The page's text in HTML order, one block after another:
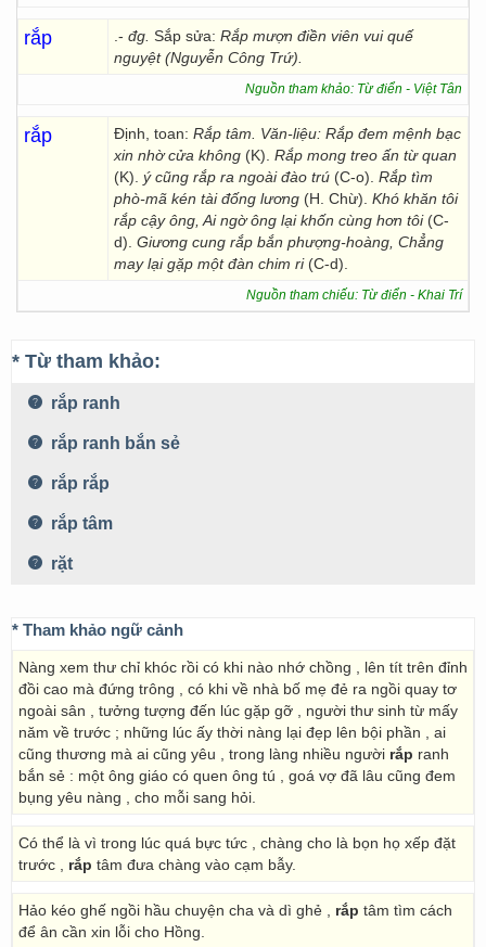
rắp .- đg. Sắp sửa: Rắp mượn điền viên vui quế
nguyệt (Nguyễn Công Trứ).
Nguồn tham khảo: Từ điển - Việt Tân
rắp Định, toan: Rắp tâm. Văn-liệu: Rắp đem mệnh bạc
xin nhờ cửa không (K). Rắp mong treo ấn từ quan
(K). ý cũng rắp ra ngoài đào trú (C-o). Rắp tìm
phò-mã kén tài đống lương (H. Chừ). Khó khăn tôi
rắp cậy ông, Ai ngờ ông lại khốn cùng hơn tôi(C-
d). Giương cung rắp bắn phượng-hoàng, Chẳng
may lại gặp một đàn chim ri(C-d).
Nguồn tham chiếu: Từ điển - Khai Trí
* Từ tham khảo:
rắp ranh
rắp ranh bắn sẻ
rắp rắp
rắp tâm
rặt
* Tham khảo ngữ cảnh
Nàng xem thư chỉ khóc rồi có khi nào nhớ chồng , lên tít trên đỉnh
đồi cao mà đứng trông , có khi về nhà bố mẹ đẻ ra ngồi quay tơ
ngoài sân , tưởng tượng đến lúc gặp gỡ , người thư sinh từ mấy
năm về trước ; những lúc ấy thời nàng lại đẹp lên bội phần , ai
cũng thương mà ai cũng yêu , trong làng nhiều người rắp ranh
bắn sẻ : một ông giáo có quen ông tú , goá vợ đã lâu cũng đem
bụng yêu nàng , cho mỗi sang hỏi.
Có thể là vì trong lúc quá bực tức , chàng cho là bọn họ xếp đặt
trước , rắp tâm đưa chàng vào cạm bẫy.
Hảo kéo ghế ngồi hầu chuyện cha và dì ghẻ , rắp tâm tìm cách
để ân cần xin lỗi cho Hồng.